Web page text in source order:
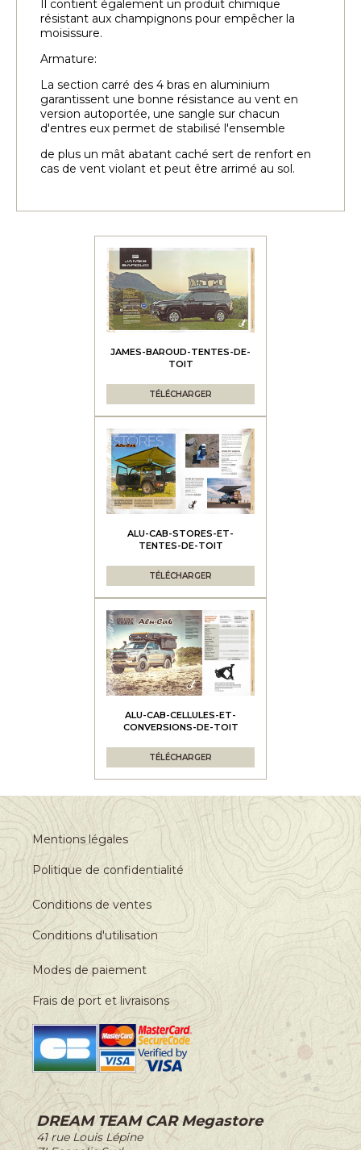
Il contient également un produit chimique
résistant aux champignons pour empêcher la
moisissure.
Armature:
La section carré des 4 bras en aluminium
garantissent une bonne résistance au vent en
version autoportée, une sangle sur chacun
d'entres eux permet de stabilisé l'ensemble
de plus un mât abatant caché sert de renfort en
cas de vent violant et peut être arrimé au sol.
JAMES-BAROUD-TENTES-DE-
TOIT
TÉLÉCHARGER
ALU-CAB-STORES-ET-
TENTES-DE-TOIT
TÉLÉCHARGER
ALU-CAB-CELLULES-ET-
CONVERSIONS-DE-TOIT
TÉLÉCHARGER
Mentions légales
Politique de confidentialité
Conditions de ventes
Conditions d'utilisation
Modes de paiement
Frais de port et livraisons
DREAM TEAM CAR Megastore
-41 rue Louis Lépine